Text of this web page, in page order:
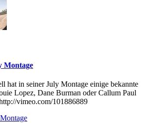
Montage
hat in seiner July Montage einige bekannte
Lopez, Dane Burman oder Callum Paul
vimeo.com/101886889